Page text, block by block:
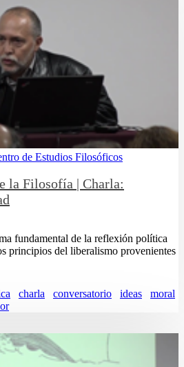
de Estudios Filosóficos
la Filosofía | Charla:
fundamental de la reflexión política
principios del liberalismo provenientes
charla conversatorio ideas
moral